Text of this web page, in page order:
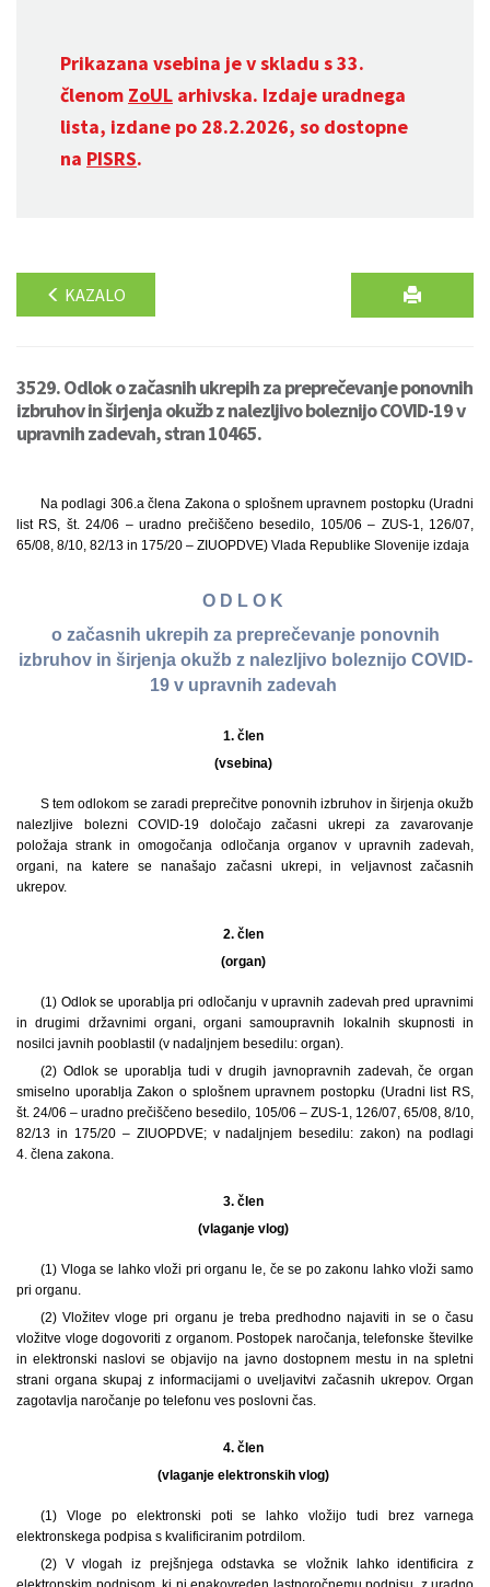
Prikazana vsebina je v skladu s 33.
členom ZoUL arhivska. Izdaje uradnega
lista, izdane po 28.2.2026, so dostopne
na PISRS.
KAZALO
3529. Odlok o začasnih ukrepih za preprečevanje ponovnih
izbruhov in širjenja okužb z nalezljivo boleznijo COVID-19 v
upravnih zadevah, stran 10465.
Na podlagi 306.a člena Zakona o splošnem upravnem postopku (Uradni
list RS, št. 24/06 – uradno prečiščeno besedilo, 105/06 – ZUS-1, 126/07,
65/08, 8/10, 82/13 in 175/20 – ZIUOPDVE) Vlada Republike Slovenije izdaja
O D L O K
o začasnih ukrepih za preprečevanje ponovnih
izbruhov in širjenja okužb z nalezljivo boleznijo COVID-
19 v upravnih zadevah
1. člen
(vsebina)
S tem odlokom se zaradi preprečitve ponovnih izbruhov in širjenja okužb
nalezljive bolezni COVID-19 določajo začasni ukrepi za zavarovanje
položaja strank in omogočanja odločanja organov v upravnih zadevah,
organi, na katere se nanašajo začasni ukrepi, in veljavnost začasnih
ukrepov.
2. člen
(organ)
(1) Odlok se uporablja pri odločanju v upravnih zadevah pred upravnimi
in drugimi državnimi organi, organi samoupravnih lokalnih skupnosti in
nosilci javnih pooblastil (v nadaljnjem besedilu: organ).
(2) Odlok se uporablja tudi v drugih javnopravnih zadevah, če organ
smiselno uporablja Zakon o splošnem upravnem postopku (Uradni list RS,
št. 24/06 – uradno prečiščeno besedilo, 105/06 – ZUS-1, 126/07, 65/08, 8/10,
82/13 in 175/20 – ZIUOPDVE; v nadaljnjem besedilu: zakon) na podlagi
4. člena zakona.
3. člen
(vlaganje vlog)
(1) Vloga se lahko vloži pri organu le, če se po zakonu lahko vloži samo
pri organu.
(2) Vložitev vloge pri organu je treba predhodno najaviti in se o času
vložitve vloge dogovoriti z organom. Postopek naročanja, telefonske številke
in elektronski naslovi se objavijo na javno dostopnem mestu in na spletni
strani organa skupaj z informacijami o uveljavitvi začasnih ukrepov. Organ
zagotavlja naročanje po telefonu ves poslovni čas.
4. člen
(vlaganje elektronskih vlog)
(1) Vloge po elektronski poti se lahko vložijo tudi brez varnega
elektronskega podpisa s kvalificiranim potrdilom.
(2) V vlogah iz prejšnjega odstavka se vložnik lahko identificira z